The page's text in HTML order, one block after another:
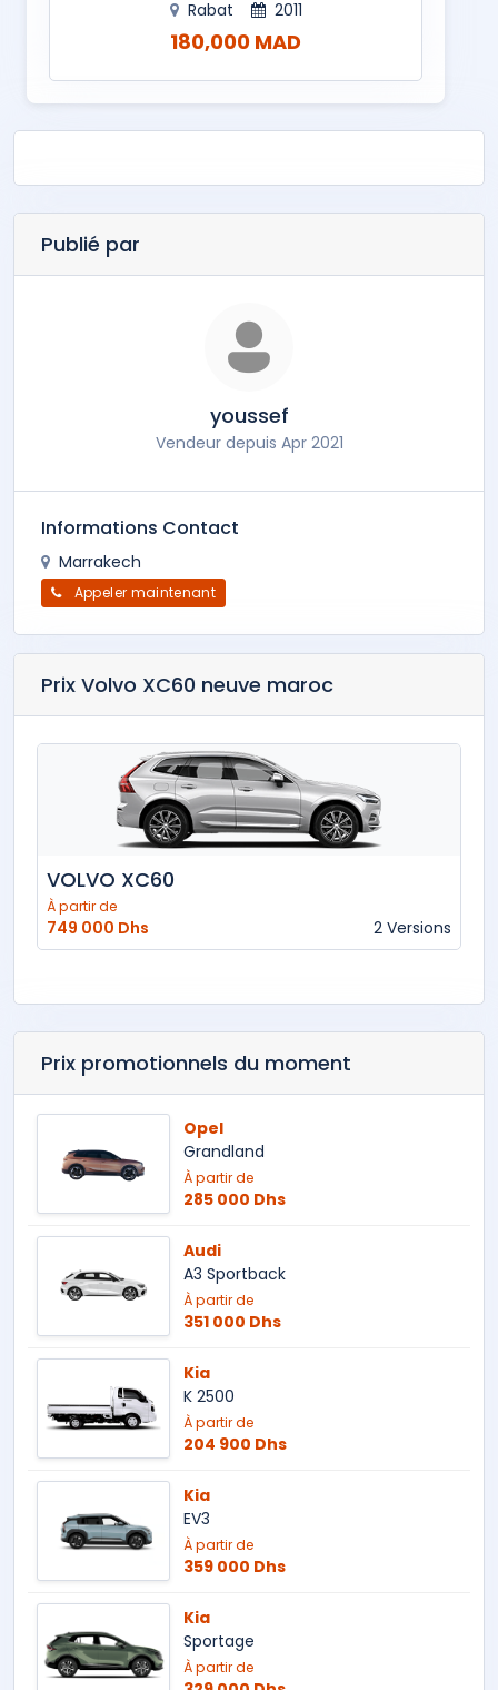
Rabat 2011
180,000 MAD
Publié par
youssef
Vendeur depuis Apr 2021
Informations Contact
Marrakech
Appeler maintenant
Prix Volvo XC60 neuve maroc
VOLVO XC60
À partir de
749 000 Dhs 2 Versions
Prix promotionnels du moment
Opel
Grandland
À partir de
285 000 Dhs
Audi
A3 Sportback
À partir de
351 000 Dhs
Kia
K 2500
À partir de
204 900 Dhs
Kia
EV3
À partir de
359 000 Dhs
Kia
Sportage
À partir de